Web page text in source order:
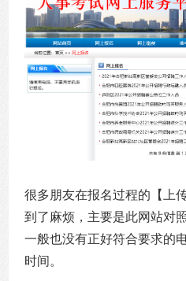
很多朋友在报名过程的【上
到了麻烦，主要是此网站对
一般也没有正好符合要求的
时间。